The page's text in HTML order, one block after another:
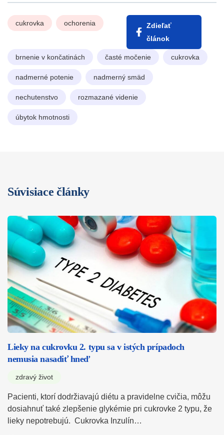
cukrovka ochorenia
Zdieľať
článok
brnenie v končatinách časté močenie cukrovka
nadmerné potenie nadmerný smäd
nechutenstvo rozmazané videnie
úbytok hmotnosti
Súvisiace články
Lieky na cukrovku 2. typu sa v istých prípadoch
nemusia nasadiť hneď
zdravý život
Pacienti, ktorí dodržiavajú diétu a pravidelne cvičia, môžu
dosiahnuť také zlepšenie glykémie pri cukrovke 2 typu, že
lieky nepotrebujú. Cukrovka Inzulín…